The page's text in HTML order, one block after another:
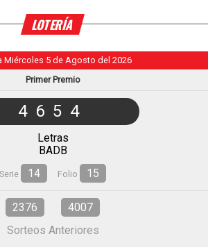
LOTERÍA
Miércoles 5 de Agosto del 2026
Primer Premio
4654
Letras
BADB
Serie 14 Folio 15
2376
4007
Sorteos Anteriores